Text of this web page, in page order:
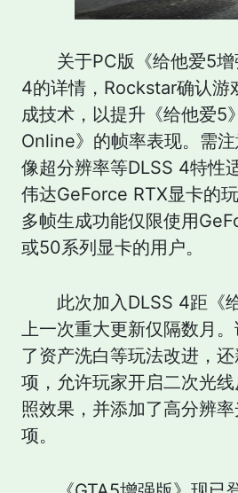
关于PC版《给他爱5
4的详情，Rockstar确认游
成技术，以提升《给他爱5
Online》的帧率表现。需
像超分辨率等DLSS 4特性
伟达GeForce RTX显卡的
多帧生成功能仅限使用
或50系列显卡的用户。
此次加入DLSS 4距《
上一次重大更新仅隔数月
了资产洗白等玩法改进，
项，允许玩家开启二次光
照效果，并添加了高分辨
项。